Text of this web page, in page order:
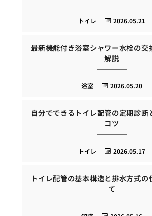
2026.05.21
トイレ
最新機能付き浴室シャワー水栓の交
解説
2026.05.20
浴室
自分でできるトイレ配管の定期診断
コツ
2026.05.17
トイレ
トイレ配管の基本構造と排水方式の
て